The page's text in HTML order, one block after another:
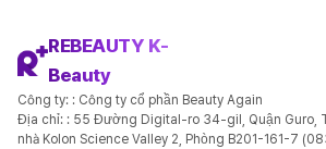
REBEAUTY K-
Beauty
Công ty: : Công ty cổ phần Beauty Again
Địa chỉ: : 55 Đường Digital-ro 34-gil, Quận Guro,
nhà Kolon Science Valley 2, Phòng B201-161-7